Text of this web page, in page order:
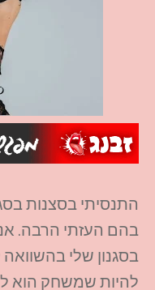
התנסיתי בסצנות
בהם העזתי הרבה.
בסגנון שלי
להיות שמשחק הוא